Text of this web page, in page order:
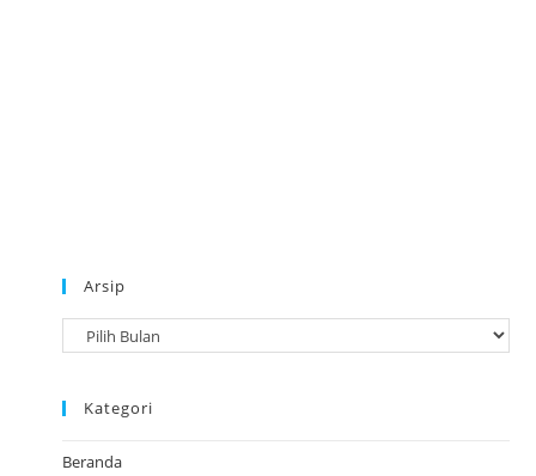
Arsip
r
i
Kategori
Beranda